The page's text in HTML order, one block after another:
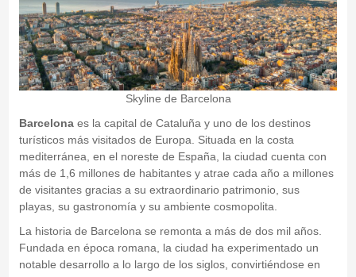
Skyline de Barcelona
Barcelonaes la capital de Cataluña y uno de los destinos
turísticos más visitados de Europa. Situada en la costa
mediterránea, en el noreste de España, la ciudad cuenta con
más de 1,6 millones de habitantes y atrae cada año a millones
de visitantes gracias a su extraordinario patrimonio, sus
playas, su gastronomía y su ambiente cosmopolita.
La historia de Barcelona se remonta a más de dos mil años.
Fundada en época romana, la ciudad ha experimentado un
notable desarrollo a lo largo de los siglos, convirtiéndose en